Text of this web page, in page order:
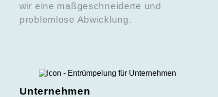
wir eine maßgeschneiderte und
problemlose Abwicklung.
Unternehmen